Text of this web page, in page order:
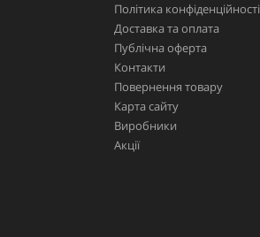
Політика конфіденційності
Доставка та оплата
Публічна оферта
Контакти
Повернення товару
Карта сайту
Виробники
Акції